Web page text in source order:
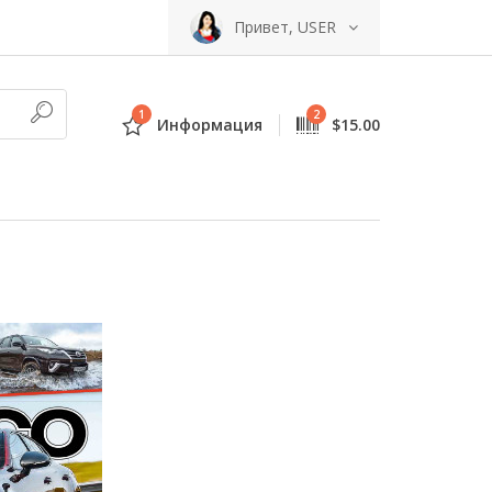
Привет, USER
1 Информация 2 $15.00